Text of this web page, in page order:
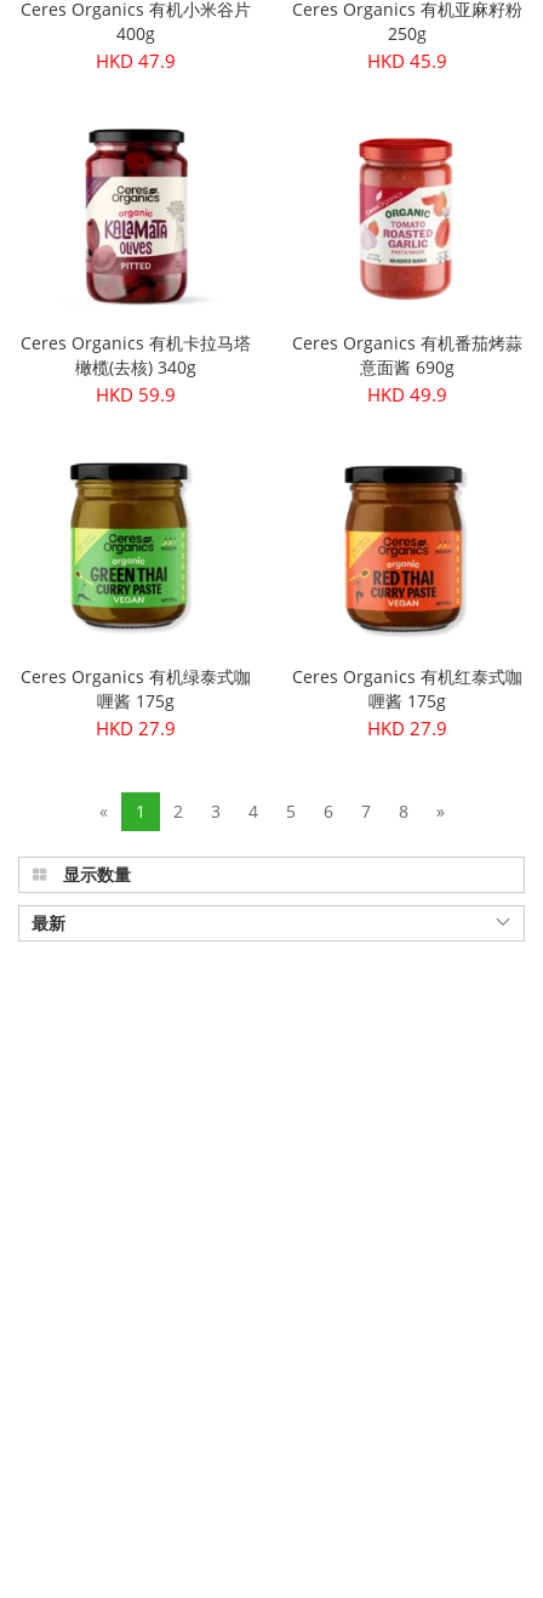
Ceres Organics 有机小米谷片
400g
HKD 47.9
Ceres Organics 有机亚麻籽粉
250g
HKD 45.9
Ceres Organics 有机卡拉马塔
橄榄(去核) 340g
HKD 59.9
Ceres Organics 有机番茄烤蒜
意面酱 690g
HKD 49.9
Ceres Organics 有机绿泰式咖
喱酱 175g
HKD 27.9
Ceres Organics 有机红泰式咖
喱酱 175g
HKD 27.9
« 1 2 3 4 5 6 7 8 »
显示数量
最新